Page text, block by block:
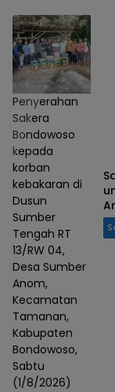
Penyerahan
Sakera
Bondowoso
kepada
korban
kebakaran di
Dusun
Sumber
Tengah RT
13/RW 04,
Desa Sumber
Anom,
Kecamatan
Tamanan,
Kabupaten
Bondowoso,
Sabtu
(1/8/2026)